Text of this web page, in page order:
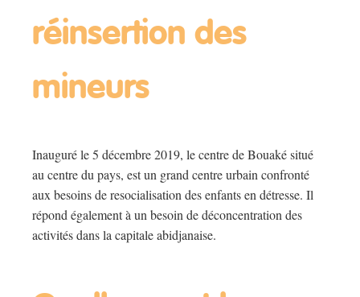
réinsertion des
mineurs
Inauguré le 5 décembre 2019, le centre de Bouaké situé
au centre du pays, est un grand centre urbain confronté
aux besoins de resocialisation des enfants en détresse. Il
répond également à un besoin de déconcentration des
activités dans la capitale abidjanaise.